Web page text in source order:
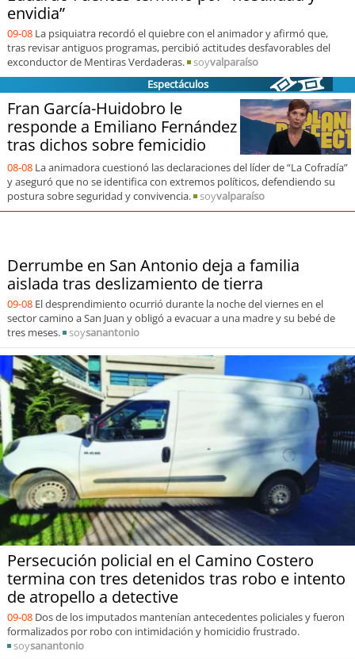
soyquillota
soysanantonio
soychillán
soysancarlos
soytalcahuano
soyconcepción
soy arauco
soytemuco
soyvaldivia
soyosorno
soy puertomontt
soychiloé
envidia”
09-08 La psiquiatra recordó el quiebre con el animador y afirmó que,
tras revisar antiguos programas, percibió actitudes desfavorables del
exconductor de Mentiras Verdaderas.
soyvalparaíso
Espectáculos
Fran García-Huidobro le
responde a Emiliano Fernández
tras dichos sobre femicidio
08-08 La animadora cuestionó las declaraciones del líder de “La Cofradía”
y aseguró que no se identifica con extremos políticos, defendiendo su
postura sobre seguridad y convivencia.
soyvalparaíso
Derrumbe en San Antonio deja a familia
aislada tras deslizamiento de tierra
09-08 El desprendimiento ocurrió durante la noche del viernes en el
sector camino a San Juan y obligó a evacuar a una madre y su bebé de
tres meses.
soysanantonio
Persecución policial en el Camino Costero
termina con tres detenidos tras robo e intento
de atropello a detective
09-08 Dos de los imputados mantenían antecedentes policiales y fueron
formalizados por robo con intimidación y homicidio frustrado.
soysanantonio